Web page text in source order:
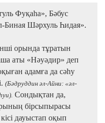
Фуқаһа», Бәбус
Биная Шәрхуль Һидая».
орында тұратын
аты «Нәуәдир» деп
адамға да сәһу
(Бәдруддин әл-Айни: «әл-
Сондықтан да,
бірсыпырасы
дауыстап оқып